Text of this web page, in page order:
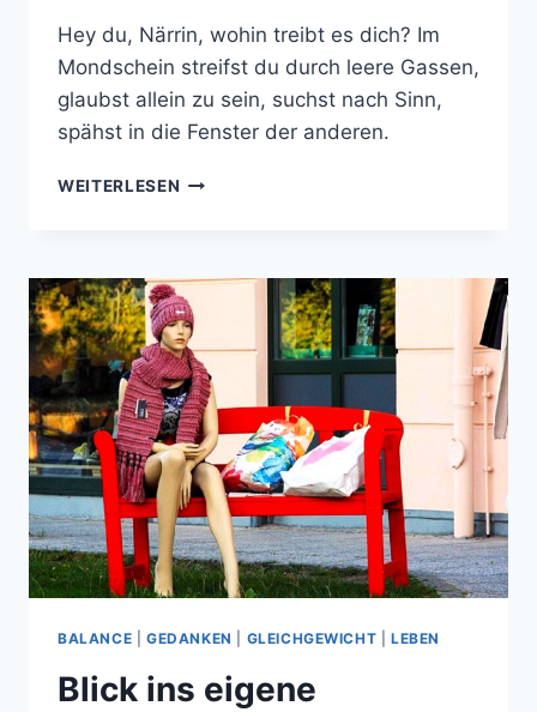
Hey du, Närrin, wohin treibt es dich? Im
Mondschein streifst du durch leere Gassen,
glaubst allein zu sein, suchst nach Sinn,
spähst in die Fenster der anderen.
WEITERLESEN GLÜCKSAUSSICHTEN
BALANCE GEDANKEN GLEICHGEWICHT |LEBEN
Blick ins eigene